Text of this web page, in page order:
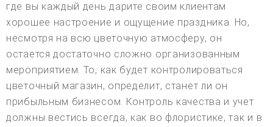
где вы каждый день дарите своим клиентам
хорошее настроение и ощущение праздника. Но,
несмотря на всю цветочную атмосферу, он
остается достаточно сложно организованным
мероприятием. То, как будет контролироваться
цветочный магазин, определит, станет ли он
прибыльным бизнесом. Контроль качества и учет
должны вестись всегда, как во флористике, так и в